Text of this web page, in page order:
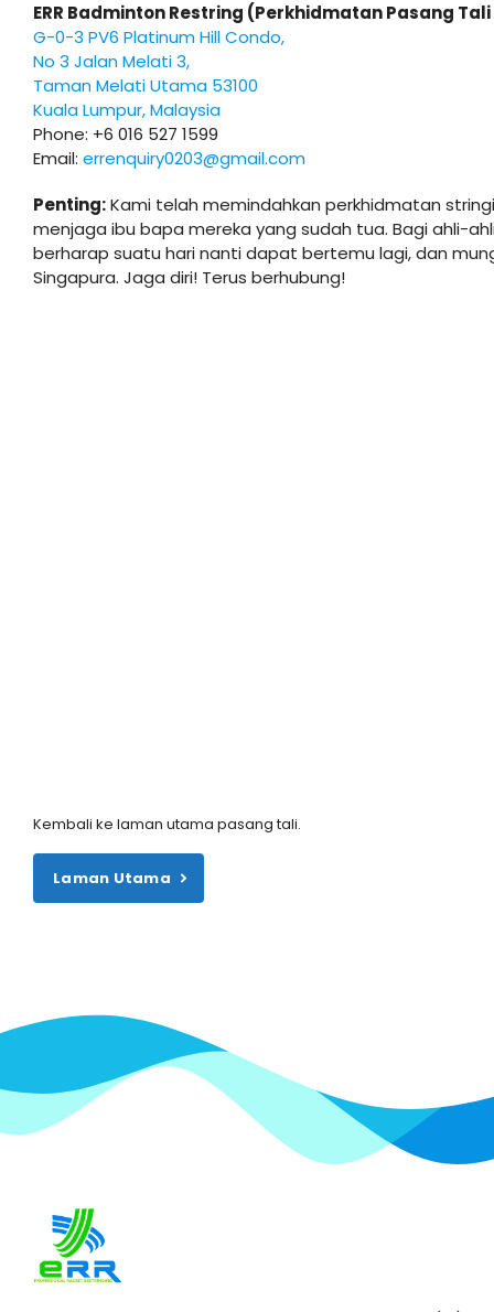
ERR Badminton Restring (Perkhidmatan Pasang
G-0-3 PV6 Platinum Hill Condo,
No 3 Jalan Melati 3,
Taman Melati Utama 53100
Kuala Lumpur, Malaysia
Phone: +6 016 527 1599
Email: errenquiry0203@gmail.com
Penting:Kami telah memindahkan perkhidmatan
menjaga ibu bapa mereka yang sudah tua. Bagi ahli-
berharap suatu hari nanti dapat bertemu lagi, dan
Singapura. Jaga diri! Terus berhubung!
Kembali ke laman utama pasang tali.
Laman Utama